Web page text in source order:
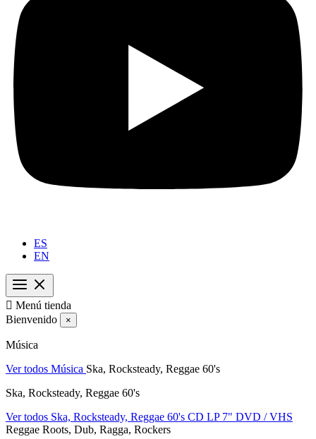
ES
EN
 Menú tienda
Bienvenido
×
Música
Ver todos Música Ska, Rocksteady, Reggae 60's
Ska, Rocksteady, Reggae 60's
Ver todos Ska, Rocksteady, Reggae 60's CD LP 7" DVD / VHS
Reggae Roots, Dub, Ragga, Rockers